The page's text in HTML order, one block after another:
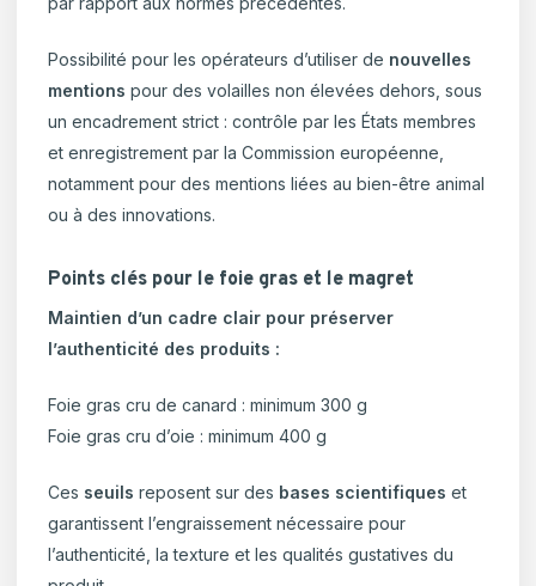
Possibilité pour les opérateurs d’utiliser de nouvelles
mentions pour des volailles non élevées dehors, sous
un encadrement strict : contrôle par les États membres
et enregistrement par la Commission européenne,
notamment pour des mentions liées au bien-être animal
ou à des innovations.
Points clés pour le foie gras et le magret
Maintien d’un cadre clair pour préserver
l’authenticité des produits :
Foie gras cru de canard : minimum 300 g
Foie gras cru d’oie : minimum 400 g
Ces seuils reposent sur des bases scientifiques et
garantissent l’engraissement nécessaire pour
l’authenticité, la texture et les qualités gustatives du